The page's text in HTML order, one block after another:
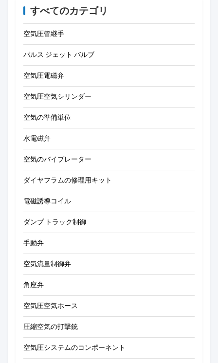
すべてのカテゴリ
空気圧管継手
パルス ジェット バルブ
空気圧電磁弁
空気圧空気シリンダー
空気の準備単位
水電磁弁
空気のバイブレーター
ダイヤフラムの修理用キット
電磁誘導コイル
ダンプ トラック制御
手動弁
空気流量制御弁
角座弁
空気圧空気ホース
圧縮空気の打撃銃
空気圧システムのコンポーネント